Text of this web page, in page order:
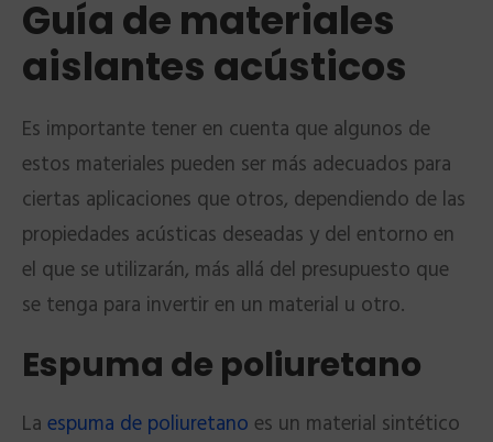
Guía de materiales
aislantes acústicos
Es importante tener en cuenta que algunos de
estos materiales pueden ser más adecuados para
ciertas aplicaciones que otros, dependiendo de las
propiedades acústicas deseadas y del entorno en
el que se utilizarán, más allá del presupuesto que
se tenga para invertir en un material u otro.
Espuma de poliuretano
La espuma de poliuretano es un material sintético